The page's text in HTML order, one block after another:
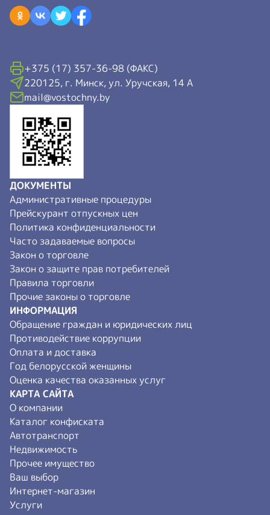
+375 (17) 357-36-98 (ФАКС)
220125, г. Минск, ул. Уручская, 14 А
mail@vostochny.by
ДОКУМЕНТЫ
Административные процедуры
Прейскурант отпускных цен
Политика конфиденциальности
Часто задаваемые вопросы
Закон о торговле
Закон о защите прав потребителей
Правила торговли
Прочие законы о торговле
ИНФОРМАЦИЯ
Обращение граждан и юридических лиц
Противодействие коррупции
Оплата и доставка
Год белорусской женщины
Оценка качества оказанных услуг
КАРТА САЙТА
О компании
Каталог конфиската
Автотранспорт
Недвижимость
Прочее имущество
Ваш выбор
Интернет-магазин
Услуги